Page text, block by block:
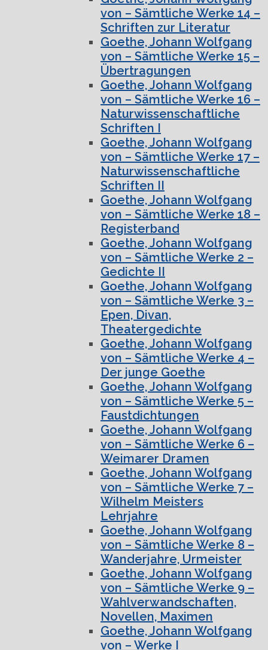
von – Sämtliche Werke 14 –
Schriften zur Literatur
Goethe, Johann Wolfgang
von – Sämtliche Werke 15 –
Übertragungen
Goethe, Johann Wolfgang
von – Sämtliche Werke 16 –
Naturwissenschaftliche
Schriften I
Goethe, Johann Wolfgang
von – Sämtliche Werke 17 –
Naturwissenschaftliche
Schriften II
Goethe, Johann Wolfgang
von – Sämtliche Werke 18 –
Registerband
Goethe, Johann Wolfgang
von – Sämtliche Werke 2 –
Gedichte II
Goethe, Johann Wolfgang
von – Sämtliche Werke 3 –
Epen, Divan,
Theatergedichte
Goethe, Johann Wolfgang
von – Sämtliche Werke 4 –
Der junge Goethe
Goethe, Johann Wolfgang
von – Sämtliche Werke 5 –
Faustdichtungen
Goethe, Johann Wolfgang
von – Sämtliche Werke 6 –
Weimarer Dramen
Goethe, Johann Wolfgang
von – Sämtliche Werke 7 –
Wilhelm Meisters
Lehrjahre
Goethe, Johann Wolfgang
von – Sämtliche Werke 8 –
Wanderjahre, Urmeister
Goethe, Johann Wolfgang
von – Sämtliche Werke 9 –
Wahlverwandschaften,
Novellen, Maximen
Goethe, Johann Wolfgang
von – Werke I